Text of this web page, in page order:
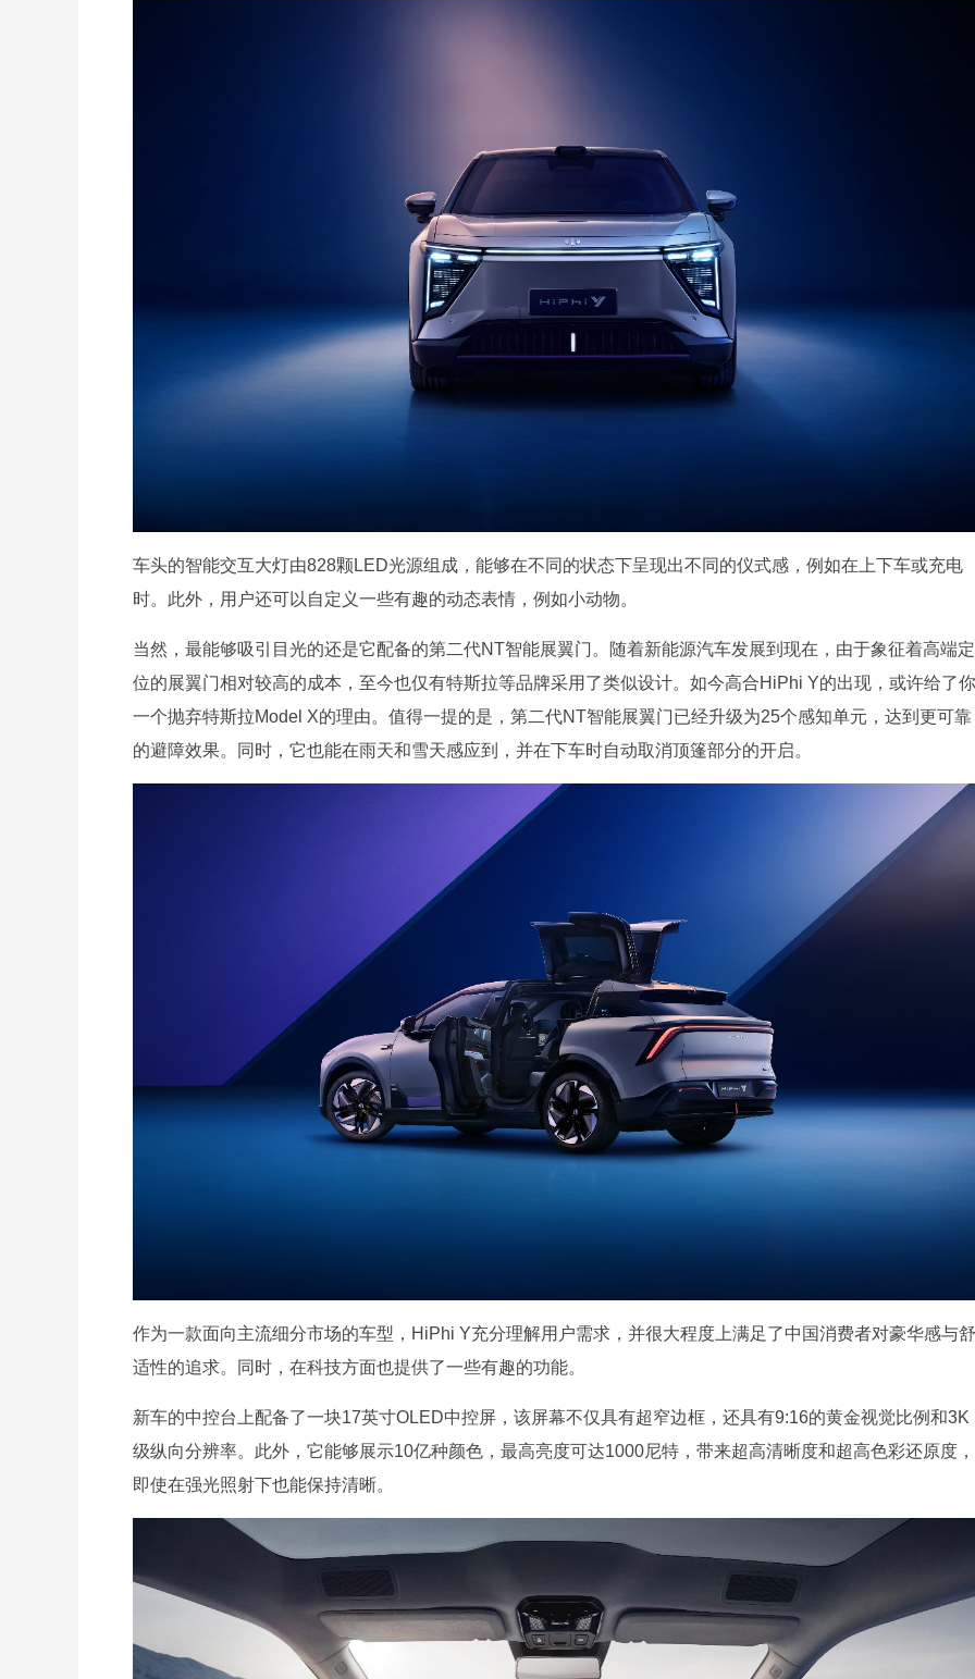
车头的智能交互大灯由828颗LED光源组成，能够在不同的状态下呈现出不同的仪式感，例如在上下车或充电
时。此外，用户还可以自定义一些有趣的动态表情，例如小动物。
当然，最能够吸引目光的还是它配备的第二代NT智能展翼门。随着新能源汽车发展到现在，由于象征着高端定
位的展翼门相对较高的成本，至今也仅有特斯拉等品牌采用了类似设计。如今高合HiPhi Y的出现，或许给了你
一个抛弃特斯拉Model X的理由。值得一提的是，第二代NT智能展翼门已经升级为25个感知单元，达到更可靠
的避障效果。同时，它也能在雨天和雪天感应到，并在下车时自动取消顶篷部分的开启。
作为一款面向主流细分市场的车型，HiPhi Y充分理解用户需求，并很大程度上满足了中国消费者对豪华感与舒
适性的追求。同时，在科技方面也提供了一些有趣的功能。
新车的中控台上配备了一块17英寸OLED中控屏，该屏幕不仅具有超窄边框，还具有9:16的黄金视觉比例和3K
级纵向分辨率。此外，它能够展示10亿种颜色，最高亮度可达1000尼特，带来超高清晰度和超高色彩还原度，
即使在强光照射下也能保持清晰。